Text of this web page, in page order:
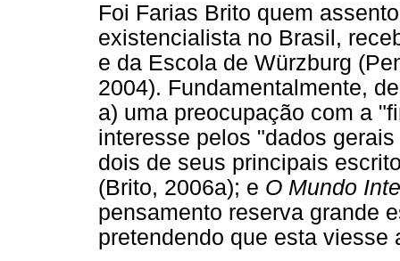
Foi Farias Brito quem
existencialista no Brasil,
e da Escola de Würzburg
2004). Fundamentalmente,
a) uma preocupação com a
interesse pelos "dados
dois de seus principais
(Brito, 2006a); e O Mundo
pensamento reserva grande
pretendendo que esta viesse